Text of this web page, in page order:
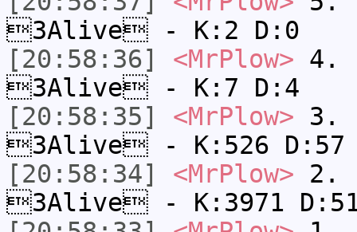
3Alive - K:2 D:0
[20:58:36]
<MrPlow> 4.
3Alive - K:7 D:4
[20:58:35]
<MrPlow> 3.
3Alive - K:526 D:57
[20:58:34]
<MrPlow> 2.
3Alive - K:3971